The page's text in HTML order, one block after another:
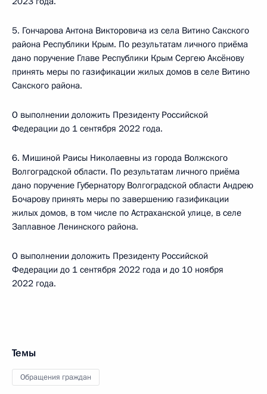
5. Гончарова Антона Викторовича из села Витино Сакского
района Республики Крым. По результатам личного приёма
дано поручение Главе Республики Крым Сергею Аксёнову
принять меры по газификации жилых домов в селе Витино
Сакского района.
О выполнении доложить Президенту Российской
Федерации до 1 сентября 2022 года.
6. Мишиной Раисы Николаевны из города Волжского
Волгоградской области. По результатам личного приёма
дано поручение Губернатору Волгоградской области Андрею
Бочарову принять меры по завершению газификации
жилых домов, в том числе по Астраханской улице, в селе
Заплавное Ленинского района.
О выполнении доложить Президенту Российской
Федерации до 1 сентября 2022 года и до 10 ноября
2022 года.
Темы
Обращения граждан